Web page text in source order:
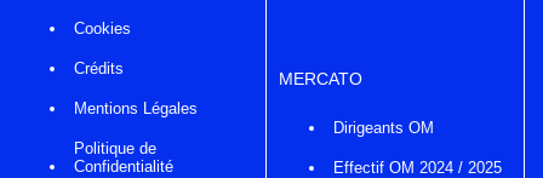
Cookies
Crédits
Mentions Légales
Politique de
Confidentialité
MERCATO
Dirigeants OM
Effectif OM 2024 / 2025